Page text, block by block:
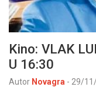
Kino: VLAK
U 16:30
Autor Novagra - 29/